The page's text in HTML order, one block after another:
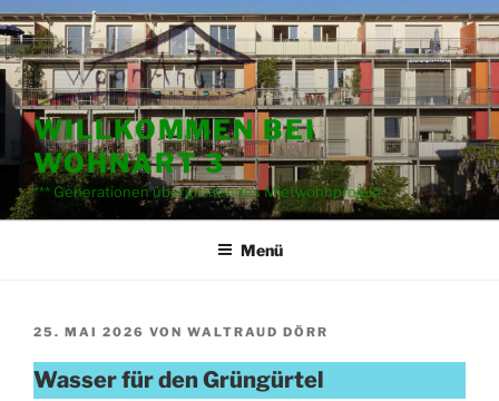
Zum
Inhalt
springen
WILLKOMMEN BEI
WOHNART 3
*** Generationen übergreifendes Mietwohnprojekt
Menü
VERÖFFENTLICHT
25. MAI 2026 VON WALTRAUD DÖRR
Wasser für den Grüngürtel